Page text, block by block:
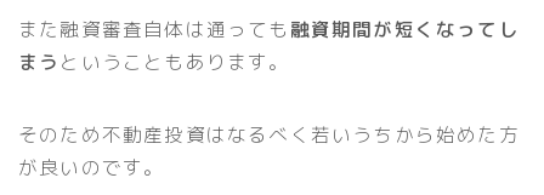
また融資審査自体は通っても 融資期間が短くなってし
まう ということもあります。
そのため不動産投資はなるべく若いうちから始めた方
が良いのです。